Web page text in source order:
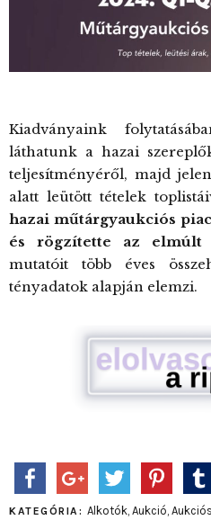
Kiadványaink
láthatunk a hazai
teljesítményéről, majd
alatt leütött tételek
hazai műtárgyaukciós
és rögzítette az elmúlt
mutatóit több éves
tényadatok alapján elemzi.
KATEGÓRIA: Alkotók, Aukció